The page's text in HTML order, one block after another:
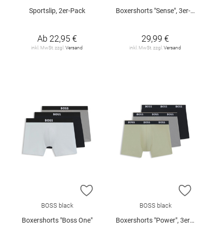
Sportslip, 2er-Pack
Ab 22,95 €
inkl. MwSt. zzgl. Versand
Boxershorts "Sense", 3er-Pack
29,99 €
inkl. MwSt. zzgl. Versand
ZUR WUNSCHLISTE HINZUFÜGEN
BOSS black
Boxershorts "Boss One"
ZUR
BOSS black
Boxershorts "Power", 3er-Pack